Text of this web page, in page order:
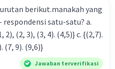
berikut.manakah yang
(5,7). (7, 9). (9,6)}
Jawaban terverifikasi